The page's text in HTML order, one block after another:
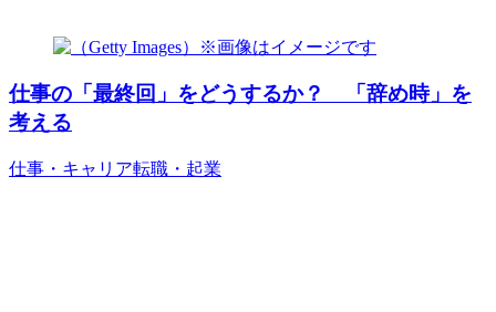
仕事の「最終回」をどうするか？ 「辞め時」を
考える
仕事・キャリア転職・起業